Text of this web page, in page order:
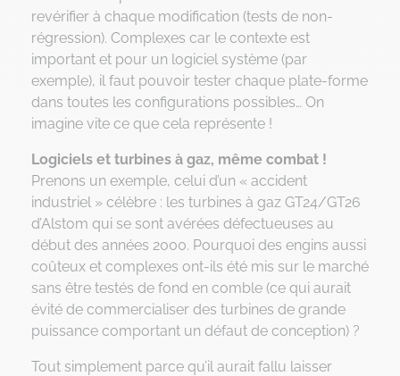
revérifier à chaque modification (tests de non-
régression). Complexes car le contexte est
important et pour un logiciel système (par
exemple), il faut pouvoir tester chaque plate-forme
dans toutes les configurations possibles… On
imagine vite ce que cela représente !
Logiciels et turbines à gaz, même combat !
Prenons un exemple, celui d’un « accident
industriel » célèbre : les turbines à gaz GT24/GT26
d’Alstom qui se sont avérées défectueuses au
début des années 2000. Pourquoi des engins aussi
coûteux et complexes ont-ils été mis sur le marché
sans être testés de fond en comble (ce qui aurait
évité de commercialiser des turbines de grande
puissance comportant un défaut de conception) ?
Tout simplement parce qu’il aurait fallu laisser